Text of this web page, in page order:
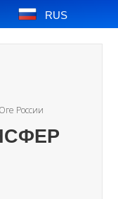
RUS
России